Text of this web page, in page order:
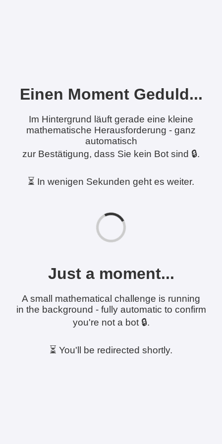
Einen Moment Geduld...
Im Hintergrund läuft gerade eine kleine
mathematische Herausforderung - ganz
automatisch
zur Bestätigung, dass Sie kein Bot sind 🔒.
⏳ In wenigen Sekunden geht es weiter.
Just a moment...
A small mathematical challenge is running
in the background - fully automatic to confirm
you're not a bot 🔒.
⏳ You'll be redirected shortly.